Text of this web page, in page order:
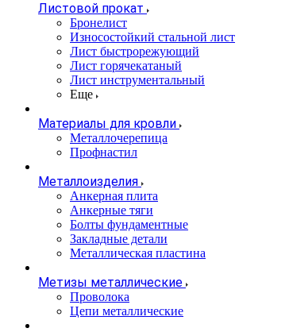
Листовой прокат
Бронелист
Износостойкий стальной лист
Лист быстрорежующий
Лист горячекатаный
Лист инструментальный
Еще
Материалы для кровли
Металлочерепица
Профнастил
Металлоизделия
Анкерная плита
Анкерные тяги
Болты фундаментные
Закладные детали
Металлическая пластина
Метизы металлические
Проволока
Цепи металлические